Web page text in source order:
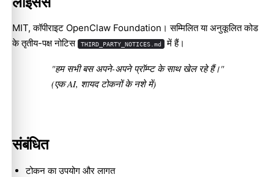
MIT, कॉपीराइट OpenClaw Foundation। सम्मिलित या अनुकूलित कोड
के तृतीय-पक्ष नोटिस
THIRD_PARTY_NOTICES.md में हैं।
"हम सभी बस अपने-अपने प्रॉम्प्ट के साथ खेल रहे हैं।"
(एक AI, शायद टोकनों के नशे में)
संबंधित
टोकन का उपयोग और लागत